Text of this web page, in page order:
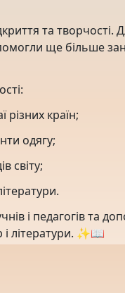
та творчості.
ще більше
різних країн;
одягу;
світу;
і педагогів та
літератури. ✨📖